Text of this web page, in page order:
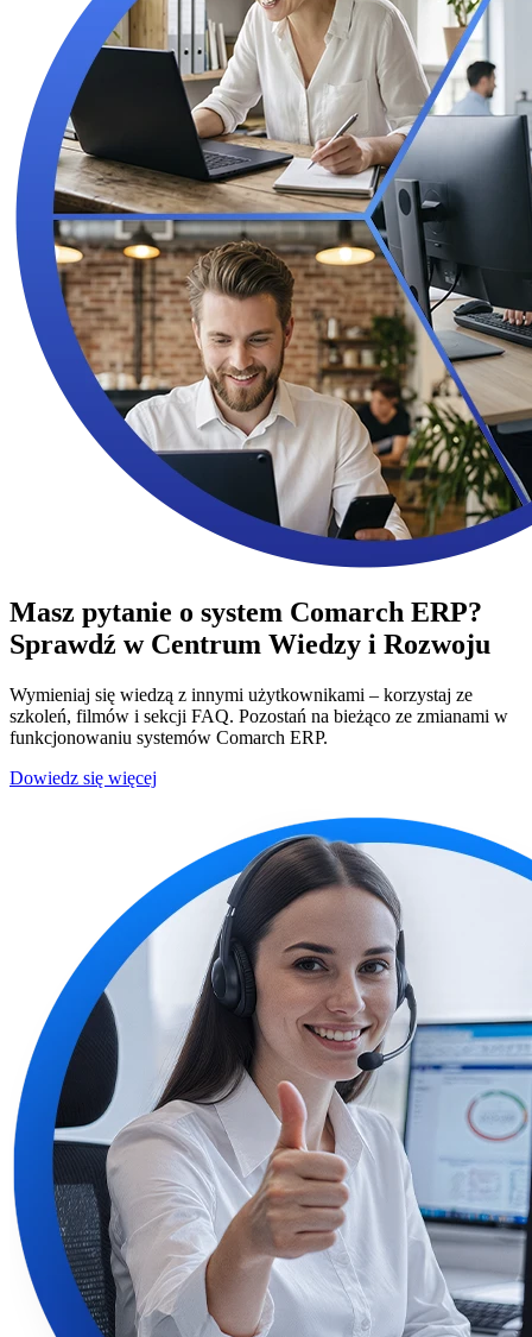
Masz pytanie o system Comarch ERP?
Sprawdź w Centrum Wiedzy i Rozwoju
Wymieniaj się wiedzą z innymi użytkownikami – korzystaj ze
szkoleń, filmów i sekcji FAQ. Pozostań na bieżąco ze zmianami w
funkcjonowaniu systemów Comarch ERP.
Dowiedz się więcej